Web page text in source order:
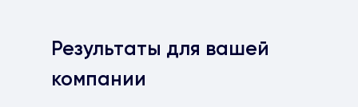
Результаты для вашей
компании